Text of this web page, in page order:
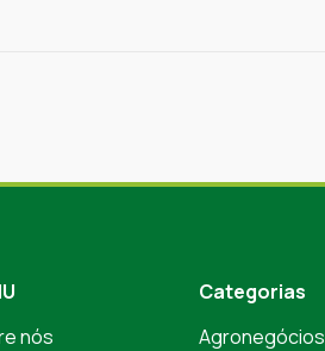
nós
Categorias
Agronegócios